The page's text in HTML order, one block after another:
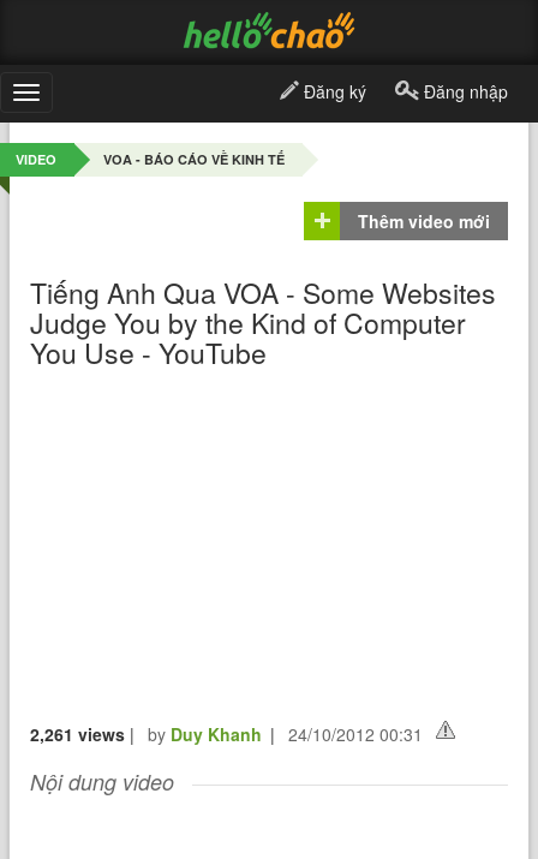
Toggle
navigation
Đăng ký Đăng nhập
VIDEO VOA - BÁO CÁO VỀ KINH TẾ
Thêm video mới
Tiếng Anh Qua VOA - Some Websites
Judge You by the Kind of Computer
You Use - YouTube
2,261 views | by Duy Khanh | 24/10/2012 00:31
Nội dung video